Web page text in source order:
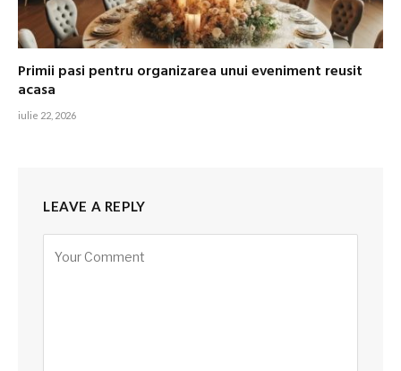
Primii pasi pentru organizarea unui eveniment reusit
acasa
iulie 22, 2026
LEAVE A REPLY